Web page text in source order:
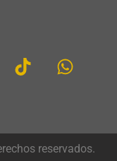
reservados.